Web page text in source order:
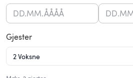
DD.MM.ÅÅÅÅ
DD.
Gjester